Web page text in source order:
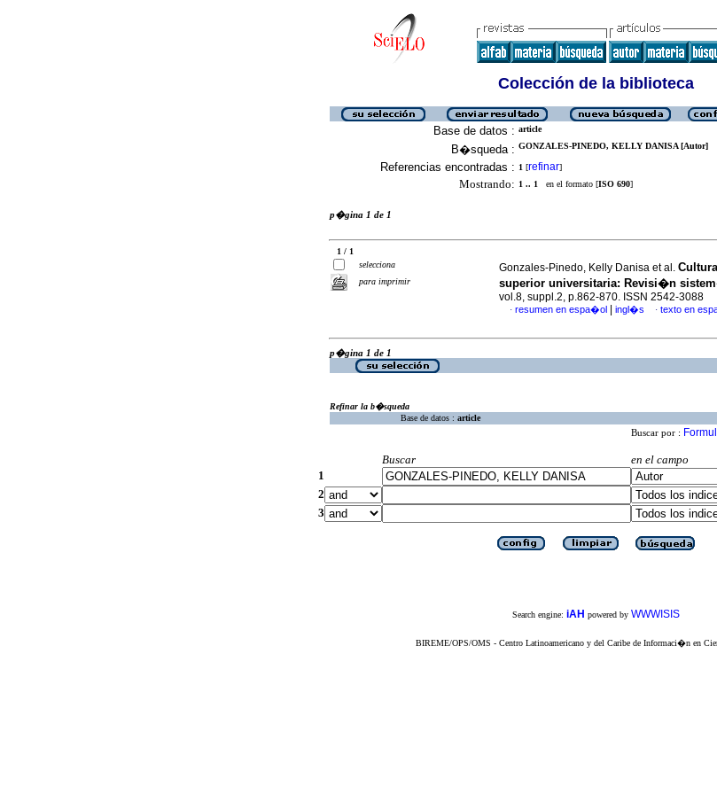
Colección de la biblioteca
Base de datos : article
B�squeda : GONZALES-PINEDO, KELLY DANISA [Autor]
Referencias encontradas : 1 [refinar]
Mostrando: 1 .. 1 en el formato [ISO 690]
p�gina 1 de 1
1 / 1
selecciona
para imprimir
Gonzales-Pinedo, Kelly Danisa et al.
superior universitaria: Revisi�n
vol.8, suppl.2, p.862-870. ISSN 2542-3088
· resumen en espa�ol ingl�s · texto en
p�gina 1 de 1
Refinar la b�squeda
Base de datos : article
Buscar por :
Buscar
en el campo
1
2
3
Search engine: iAH powered by WWWISIS
BIREME/OPS/OMS - Centro Latinoamericano y del Caribe de Informaci�n en